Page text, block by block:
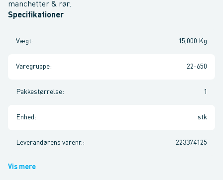
manchetter & rør.
Specifikationer
Vægt: 15,000 Kg
Varegruppe: 22-650
Pakkestørrelse: 1
Enhed : stk
Leverandørens varenr. : 223374125
Vis mere